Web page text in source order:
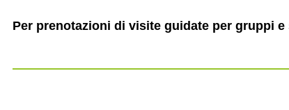
Per prenotazioni di visite guidate per gruppi